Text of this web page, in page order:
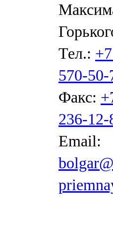
Тел.:
570-50-
Факс:
236-12-
Email: